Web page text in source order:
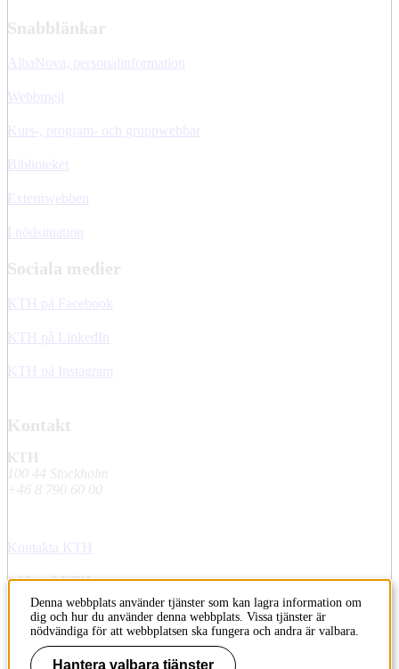
Snabblänkar
AlbaNova, personalinformation
Webbmejl
Kurs-, program- och gruppwebbar
Biblioteket
Externwebben
I nödsituation
Sociala medier
KTH på Facebook
KTH på LinkedIn
KTH på Instagram
Kontakt
KTH
100 44 Stockholm
+46 8 790 60 00
Kontakta KTH
Jobba på KTH
Press och media
Faktura och betalning KTH
Denna webbplats använder tjänster som kan lagra information om
dig och hur du använder denna webbplats. Vissa tjänster är
nödvändiga för att webbplatsen ska fungera och andra är valbara.
Hantera valbara tjänster